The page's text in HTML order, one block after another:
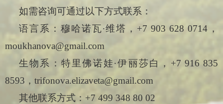
如需咨询可通过以下方式联系：
语言系 ：穆哈诺瓦∙维塔， +7 903 628 0714 ，
moukhanova@gmail.com
生物系： 特里佛诺娃 ∙伊丽莎白， +7 916 835
8593 ， trifonova.elizaveta@gmail.com
其他联系方式：+7 499 348 80 02